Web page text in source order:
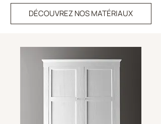
DÉCOUVREZ NOS MATÉRIAUX